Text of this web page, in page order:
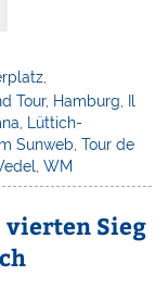
,
Tour, Hamburg
Il
Lüttich-
Sunweb ,Tour de
,WM
vierten Sieg